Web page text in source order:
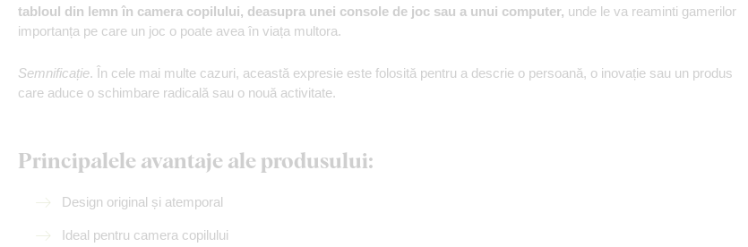
tabloul din lemn în camera copilului, deasupra unei console de joc sau a unui computer, unde le va reaminti gamerilor
importanța pe care un joc o poate avea în viața multora.
Semnificație. În cele mai multe cazuri, această expresie este folosită pentru a descrie o persoană, o inovație sau un produs
care aduce o schimbare radicală sau o nouă activitate.
Principalele avantaje ale produsului:
Design original și atemporal
Ideal pentru camera copilului